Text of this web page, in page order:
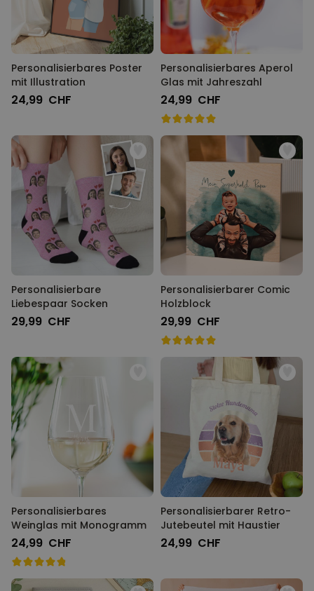
Personalisierbares Poster
mit Illustration
24,99 CHF
Personalisierbares Aperol
Glas mit Jahreszahl
24,99 CHF
Personalisierbare
Liebespaar Socken
29,99 CHF
Personalisierbarer Comic
Holzblock
29,99 CHF
Personalisierbares
Weinglas mit Monogramm
24,99 CHF
Personalisierbarer Retro-
Jutebeutel mit Haustier
24,99 CHF